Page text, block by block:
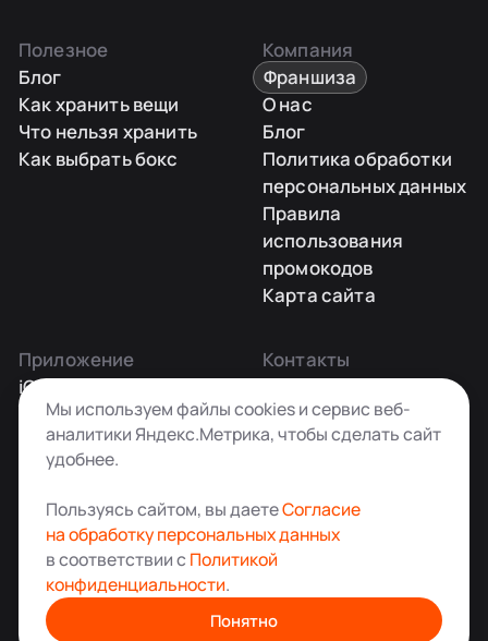
Полезное
Блог
Как хранить вещи
Что нельзя хранить
Как выбрать бокс
Компания
Франшиза
О нас
Блог
Политика обработки
персональных данных
Правила
использования
промокодов
Карта сайта
Приложение
iOS
Android
Контакты
Заказать звонок
+7 495 181-55-45
info@kladovkin.ru
Аренда склада для хранения вещей в Москве
© ООО «Кладовкин» 2026. Все права защищены
Мы используем файлы cookies и сервис веб-
аналитики Яндекс.Метрика, чтобы сделать сайт
удобнее.
Пользуясь сайтом, вы даетеСогласие
на обработку персональных данных
в соответствии с Политикой
конфиденциальности.
Понятно